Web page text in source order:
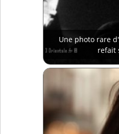
Une photo rare
refait